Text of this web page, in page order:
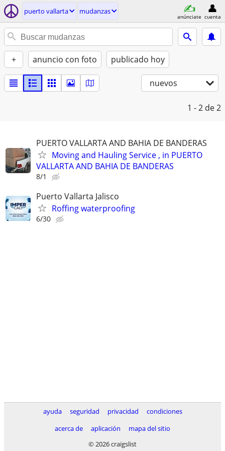
puerto vallarta mudanzas
anúnciate cuenta
+ anuncio con foto publicado hoy
nuevos
1 - 2 de 2
PUERTO VALLARTA AND BAHIA DE BANDERAS
Moving and Hauling Service , in PUERTO
VALLARTA AND BAHIA DE BANDERAS
8/1
Puerto Vallarta Jalisco
Roffing waterproofing
6/30
ayuda seguridad privacidad
condiciones
acerca de
aplicación
mapa del sitio
© 2026 craigslist